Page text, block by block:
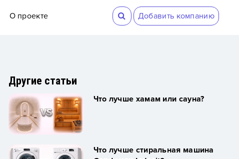
Добавить компанию
О проекте
Другие статьи
Что лучше хамам или сауна?
Что лучше стиральная машина